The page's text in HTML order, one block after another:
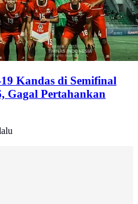
Kandas di Semifinal
Gagal Pertahankan